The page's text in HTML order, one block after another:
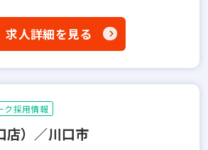
求人詳細を見る
ク採用情報
店）／川口市